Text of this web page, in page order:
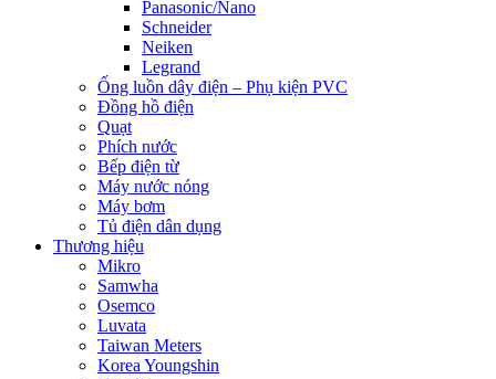
Panasonic/Nano
Schneider
Neiken
Legrand
Ống luồn dây điện – Phụ kiện PVC
Đồng hồ điện
Quạt
Phích nước
Bếp điện từ
Máy nước nóng
Máy bơm
Tủ điện dân dụng
Thương hiệu
Mikro
Samwha
Osemco
Luvata
Taiwan Meters
Korea Youngshin